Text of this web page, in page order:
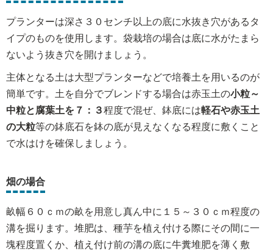
プランターは深さ３０センチ以上の底に水抜き穴があるタ
イプのものを使用します。袋栽培の場合は底に水がたまら
ないよう抜き穴を開けましょう。
主体となる土は大型プランターなどで培養土を用いるのが
簡単です。土を自分でブレンドする場合は赤玉土の小粒～
中粒と腐葉土を７：３程度で混ぜ、鉢底には軽石や赤玉土
の大粒等の鉢底石を鉢の底が見えなくなる程度に敷くこと
で水はけを確保しましょう。
畑の場合
畝幅６０ｃｍの畝を用意し真ん中に１５～３０ｃｍ程度の
溝を掘ります。堆肥は、種芋を植え付ける際にその間に一
塊程度置くか、植え付け前の溝の底に牛糞堆肥を薄く敷